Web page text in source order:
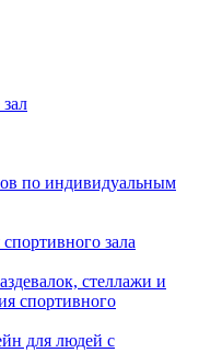
по индивидуальным
зала
стеллажи и
спортивного
для людей с